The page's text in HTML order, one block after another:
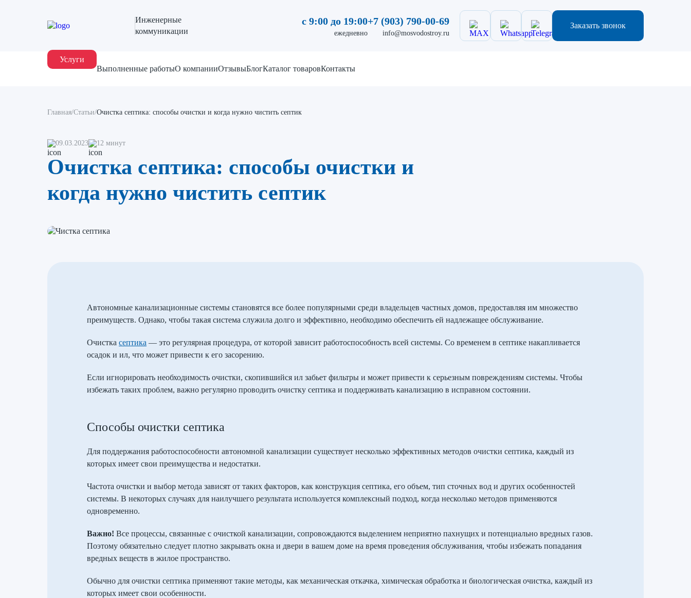
Инженерные
коммуникации
с 9:00 до 19:00
ежедневно
+7 (903) 790-00-69
info@mosvodostroy.ru
Заказать звонок
Услуги
Выполненные работыО компанииОтзывыБлогКаталог товаровКонтакты
Главная/Статьи/Очистка септика: способы очистки и когда нужно чистить септик
09.03.2023 12 минут
Очистка септика: способы очистки и
когда нужно чистить септик
Автономные канализационные системы становятся все более популярными среди владельцев частных домов, предоставляя им множество
преимуществ. Однако, чтобы такая система служила долго и эффективно, необходимо обеспечить ей надлежащее обслуживание.
Очистка септика — это регулярная процедура, от которой зависит работоспособность всей системы. Со временем в септике накапливается
осадок и ил, что может привести к его засорению.
Если игнорировать необходимость очистки, скопившийся ил забьет фильтры и может привести к серьезным повреждениям системы. Чтобы
избежать таких проблем, важно регулярно проводить очистку септика и поддерживать канализацию в исправном состоянии.
Способы очистки септика
Для поддержания работоспособности автономной канализации существует несколько эффективных методов очистки септика, каждый из
которых имеет свои преимущества и недостатки.
Частота очистки и выбор метода зависят от таких факторов, как конструкция септика, его объем, тип сточных вод и других особенностей
системы. В некоторых случаях для наилучшего результата используется комплексный подход, когда несколько методов применяются
одновременно.
Важно! Все процессы, связанные с очисткой канализации, сопровождаются выделением неприятно пахнущих и потенциально вредных газов.
Поэтому обязательно следует плотно закрывать окна и двери в вашем доме на время проведения обслуживания, чтобы избежать попадания
вредных веществ в жилое пространство.
Обычно для очистки септика применяют такие методы, как механическая откачка, химическая обработка и биологическая очистка, каждый из
которых имеет свои особенности.